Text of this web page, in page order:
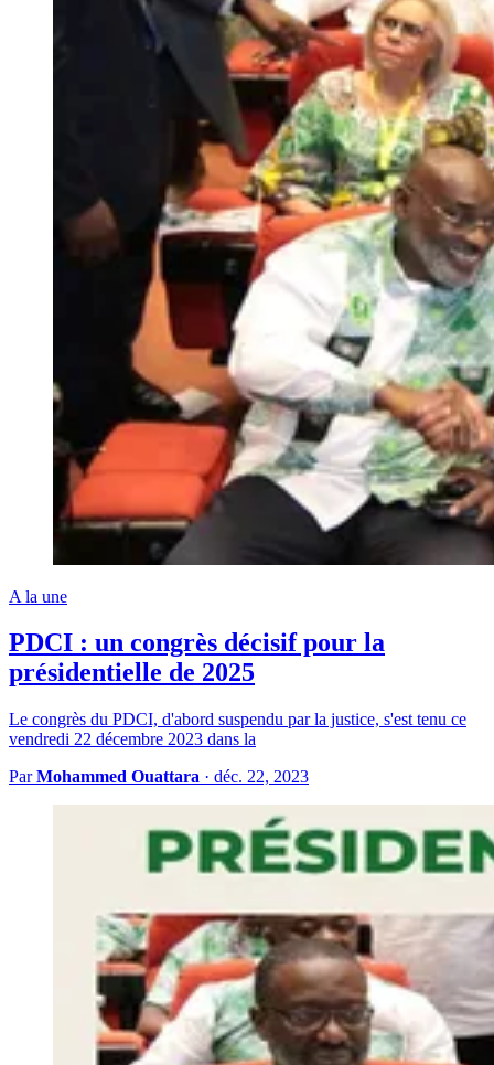
A la une
PDCI : un congrès décisif pour la
présidentielle de 2025
Le congrès du PDCI, d'abord suspendu par la justice, s'est tenu ce
vendredi 22 décembre 2023 dans la
ParMohammed Ouattara · déc. 22, 2023